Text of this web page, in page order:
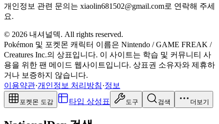
개인정보 관련 문의는 xiaolin681502@gmail.com로 연락해 주세
요.
© 2026 내셔널덱. All rights reserved.
Pokémon 및 포켓몬 캐릭터 이름은 Nintendo / GAME FREAK /
Creatures Inc.의 상표입니다. 이 사이트는 학습 및 커뮤니티 사
용을 위한 팬 메이드 웹사이트입니다. 상표권 소유자와 제휴하
거나 보증하지 않습니다.
이용약관·개인정보 처리방침·정보
포켓몬 도감 타입 상성표 도구 검색 더보기